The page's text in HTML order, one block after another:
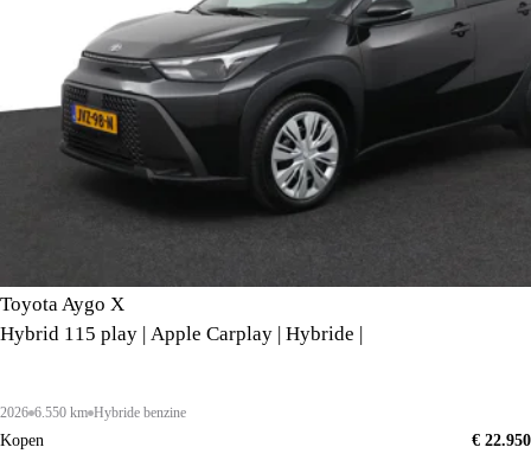
Toyota Aygo X
Hybrid 115 play | Apple Carplay | Hybride |
2026 6.550 km Hybride benzine
Kopen
€ 22.950